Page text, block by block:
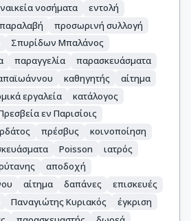
νοσήματα
εντολή
παραλαβή
προσωρινή συλλογή
Σπυρίδων Μπαλάνος
παραγγελία
παρασκευάσματα
καθηγητής
αίτημα
εργαλεία
κατάλογος
εν Παρισίοις
πρέσβυς
κοινοποίηση
Poisson
ιατρός
αποδοχή
αίτημα δαπάνες
επισκευές
Παναγιώτης Κυριακός
έγκριση